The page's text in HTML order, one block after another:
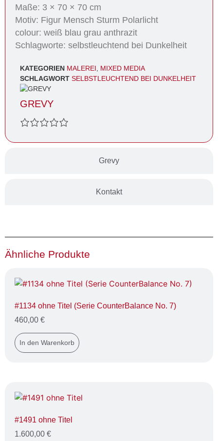
Grevy
Kontakt
Maße: 3 × 70 × 70 cm
Motiv: Figur Mensch Sturm Polarlicht
colour: weiß blau grau anthrazit
Schlagworte: selbstleuchtend bei Dunkelheit
KATEGORIEN MALEREI
MIXED MEDIA
SCHLAGWORT SELBSTLEUCHTEND BEI DUNKELHEIT
GREVY
Ähnliche Produkte
#1134 ohne Titel (Serie CounterBalance No. 7)
460,00 €
In den Warenkorb
#1491 ohne Titel
1.600,00 €